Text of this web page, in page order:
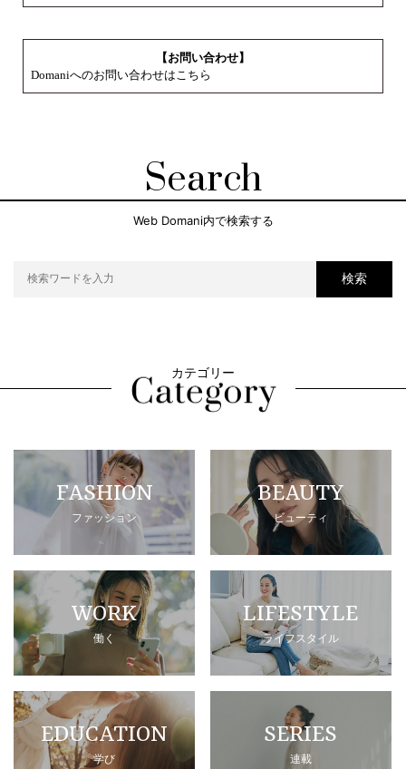
【お問い合わせ】
Domaniへのお問い合わせはこちら
Search
Web Domani内で検索する
検索
カテゴリー
FASHION
ファッション
BEAUTY
ビューティ
WORK
働く
LIFESTYLE
ライフスタイル
EDUCATION
学び
SERIES
連載